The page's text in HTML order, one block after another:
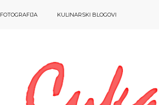
FOTOGRAFIJA KULINARSKI BLOGOVI